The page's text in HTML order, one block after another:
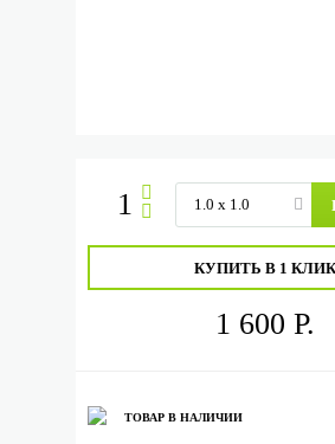
КУПИТЬ В 1 КЛИК
1 600 Р.
ТОВАР В НАЛИЧИИ